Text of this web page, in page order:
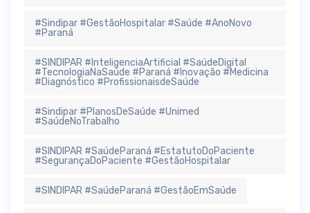
#Sindipar #GestãoHospitalar #Saúde #AnoNovo
#Paraná
#SINDIPAR #InteligenciaArtificial #SaúdeDigital
#TecnologiaNaSaúde #Paraná #Inovação #Medicina
#Diagnóstico #ProfissionaisdeSaúde
#Sindipar #PlanosDeSaúde #Unimed
#SaúdeNoTrabalho
#SINDIPAR #SaúdeParaná #EstatutoDoPaciente
#SegurançaDoPaciente #GestãoHospitalar
#SINDIPAR #SaúdeParaná #GestãoEmSaúde